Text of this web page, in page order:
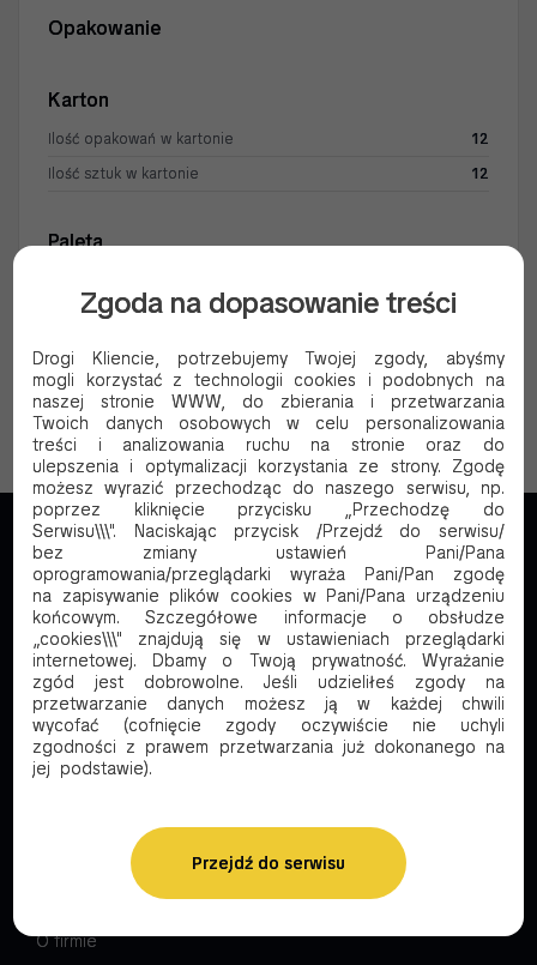
Opakowanie
Karton
Ilość opakowań w kartonie
12
Ilość sztuk w kartonie
12
Paleta
Ilość sztuk na palecie
Wiodący dostawca ekologicznych rozwiązań
opakowaniowych dla branży gastronomicznej. Od
30 lat na rynku, ponad 6000 produktów w ofercie.
Wirtualny spacer
O firmie
Zgoda na dopasowanie treści
Drogi Kliencie, potrzebujemy Twojej zgody, abyśmy
mogli korzystać z technologii cookies i podobnych na
naszej stronie WWW, do zbierania i przetwarzania
Twoich danych osobowych w celu personalizowania
treści i analizowania ruchu na stronie oraz do
ulepszenia i optymalizacji korzystania ze strony. Zgodę
możesz wyrazić przechodząc do naszego serwisu, np.
poprzez kliknięcie przycisku „Przechodzę do
Serwisu\\\". Naciskając przycisk /Przejdź do serwisu/
bez zmiany ustawień Pani/Pana
oprogramowania/przeglądarki wyraża Pani/Pan zgodę
na zapisywanie plików cookies w Pani/Pana urządzeniu
końcowym. Szczegółowe informacje o obsłudze
„cookies\\\" znajdują się w ustawieniach przeglądarki
internetowej. Dbamy o Twoją prywatność. Wyrażanie
zgód jest dobrowolne. Jeśli udzieliłeś zgody na
przetwarzanie danych możesz ją w każdej chwili
wycofać (cofnięcie zgody oczywiście nie uchyli
zgodności z prawem przetwarzania już dokonanego na
jej podstawie).
Przejdź do serwisu